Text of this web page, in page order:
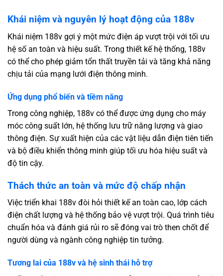
Khái niệm và nguyên lý hoạt động của 188v
Khái niệm 188v gợi ý một mức điện áp vượt trội với tối ưu
hệ số an toàn và hiệu suất. Trong thiết kế hệ thống, 188v
có thể cho phép giảm tổn thất truyền tải và tăng khả năng
chịu tải của mạng lưới điện thông minh.
Ứng dụng phổ biến và tiềm năng
Trong công nghiệp, 188v có thể được ứng dụng cho máy
móc công suất lớn, hệ thống lưu trữ năng lượng và giao
thông điện. Sự xuất hiện của các vật liệu dẫn điện tiên tiến
và bộ điều khiển thông minh giúp tối ưu hóa hiệu suất và
độ tin cậy.
Thách thức an toàn và mức độ chấp nhận
Việc triển khai 188v đòi hỏi thiết kế an toàn cao, lớp cách
điện chất lượng và hệ thống bảo vệ vượt trội. Quá trình tiêu
chuẩn hóa và đánh giá rủi ro sẽ đóng vai trò then chốt để
người dùng và ngành công nghiệp tin tưởng.
Tương lai của 188v và hệ sinh thái hỗ trợ